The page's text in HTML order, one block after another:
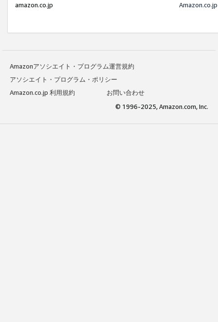
amazon.co.jp
Amazonアソシエイト・プログラム運営規約
アソシエイト・プログラム・ポリシー
Amazon.co.jp 利用規約
お問い合わせ
© 1996-2025, Amazon.com, Inc.